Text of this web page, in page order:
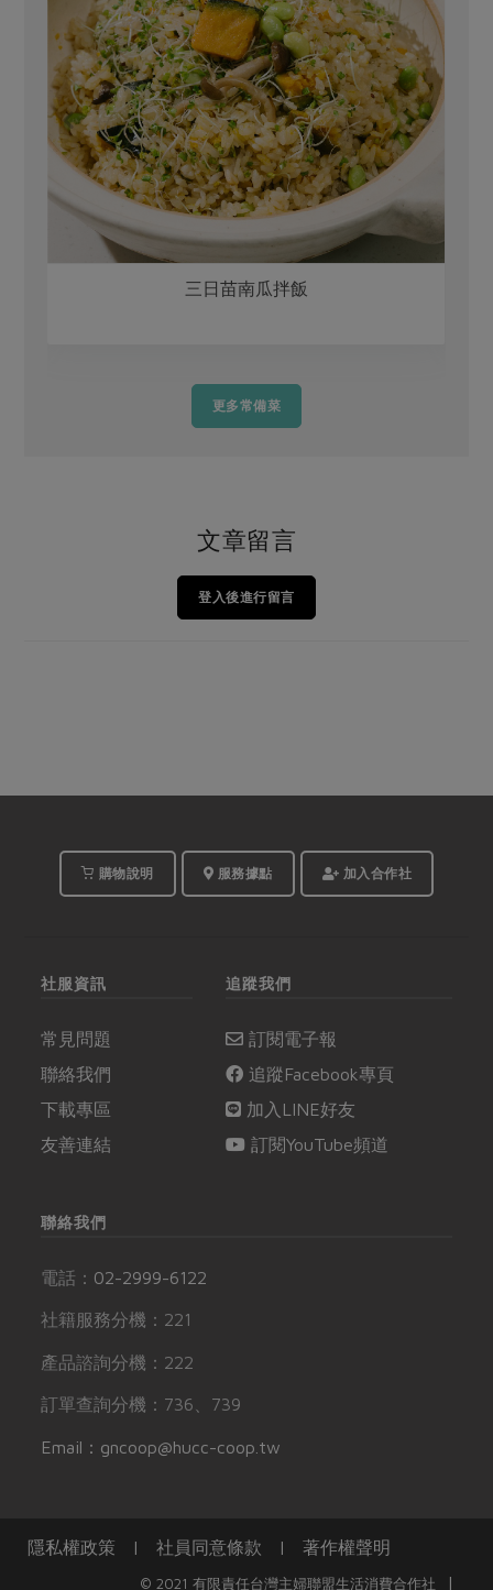
三日苗南瓜拌飯
更多常備菜
文章留言
登入後進行留言
購物說明 服務據點 加入合作社
社服資訊
常見問題
聯絡我們
下載專區
友善連結
追蹤我們
訂閱電子報
追蹤Facebook專頁
加入LINE好友
訂閱YouTube頻道
聯絡我們
電話： 02-2999-6122
社籍服務分機：221
產品諮詢分機：222
訂單查詢分機：736、739
Email：gncoop@hucc-coop.tw
隱私權政策 | 社員同意條款 | 著作權聲明
© 2021 有限責任台灣主婦聯盟生活消費合作社 |